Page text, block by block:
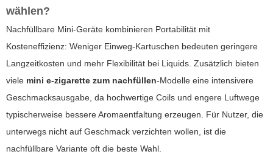
wählen?
Nachfüllbare Mini-Geräte kombinieren Portabilität mit
Kosteneffizienz: Weniger Einweg-Kartuschen bedeuten geringere
Langzeitkosten und mehr Flexibilität bei Liquids. Zusätzlich bieten
viele mini e-zigarette zum nachfüllen-Modelle eine intensivere
Geschmacksausgabe, da hochwertige Coils und engere Luftwege
typischerweise bessere Aromaentfaltung erzeugen. Für Nutzer, die
unterwegs nicht auf Geschmack verzichten wollen, ist die
nachfüllbare Variante oft die beste Wahl.